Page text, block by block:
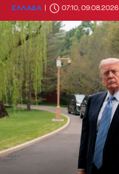
ΕΛΛΑΔΑ 07:10, 09.08.2026